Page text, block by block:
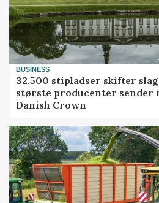
BUSINESS
32.500 stipladser skifter
største producenter sender
Danish Crown